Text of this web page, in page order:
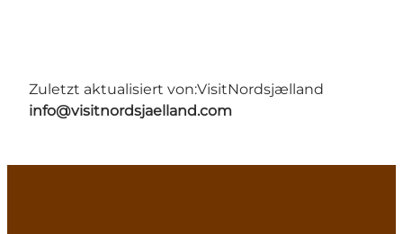
Zuletzt aktualisiert von:VisitNordsjælland
info@visitnordsjaelland.com